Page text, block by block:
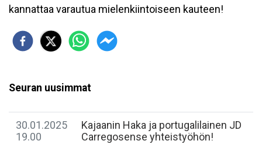
kannattaa varautua mielenkiintoiseen kauteen!
Seuran uusimmat
30.01.2025
19.00
Kajaanin Haka ja portugalilainen JD
Carregosense yhteistyöhön!